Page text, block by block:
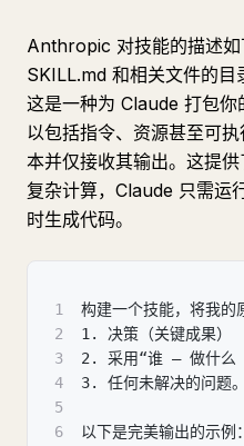
Anthropic 对技能的描述如
SKILL.md 和相关文件的目
这是一种为 Claude 打包你
以包括指令、资源甚至可
本并仅接收其输出。这提
复杂计算，Claude 只需运
时生成代码。
1
构建一个技能，将我的
2
1. 决策（关键成果）
3
2. 采用“谁 — 做什么
4
3. 任何未解决的问题。
5
6
以下是完美输出的示例：